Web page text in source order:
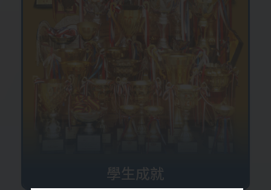
學生成就